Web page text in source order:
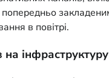
в повітрі.
інфраструктуру